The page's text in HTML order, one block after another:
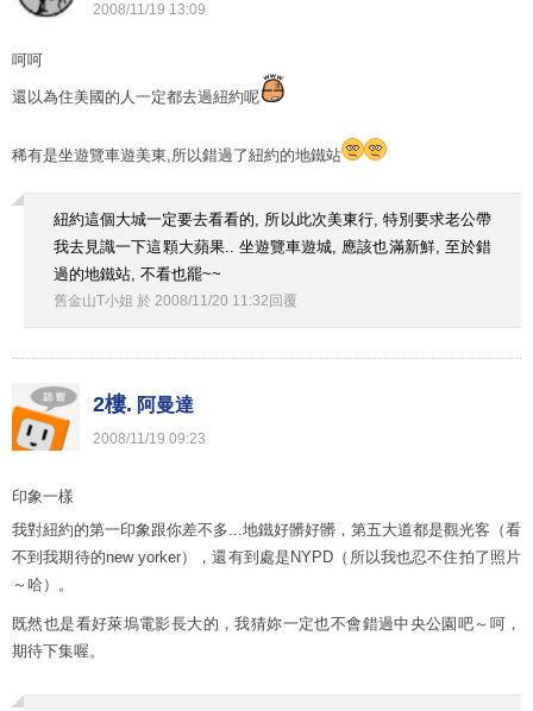
2008/11/19 13:09
呵呵
還以為住美國的人一定都去過紐約呢
稀有是坐遊覽車遊美東,所以錯過了紐約的地鐵站
紐約這個大城一定要去看看的, 所以此次美東行, 特別要求老公帶
我去見識一下這顆大蘋果.. 坐遊覽車遊城, 應該也滿新鮮, 至於錯
過的地鐵站, 不看也罷~~
舊金山T小姐 於 2008/11/20 11:32 回覆
2樓. 阿曼達
2008/11/19 09:23
印象一樣
我對紐約的第一印象跟你差不多...地鐵好髒好髒，第五大道都是觀光客（看
不到我期待的new yorker），還有到處是NYPD（所以我也忍不住拍了照片
～哈）。
既然也是看好萊塢電影長大的，我猜妳一定也不會錯過中央公園吧～呵，
期待下集喔。